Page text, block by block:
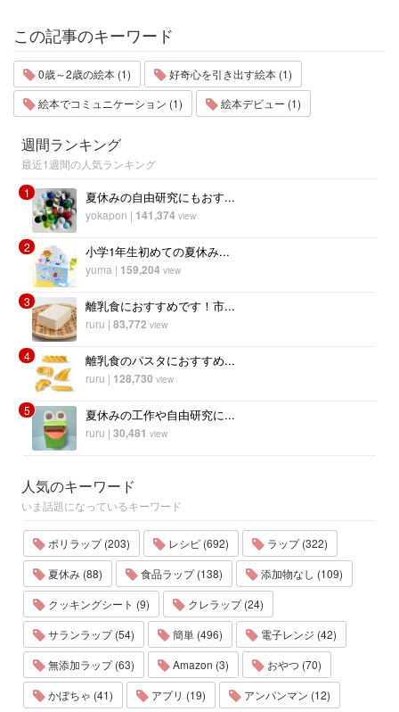
この記事のキーワード
0歳～2歳の絵本 (1)
好奇心を引き出す絵本 (1)
絵本でコミュニケーション (1)
絵本デビュー (1)
週間ランキング
最近1週間の人気ランキング
1
夏休みの自由研究にもおす...
yokapon | 141,374 view
2 小学1年生初めての夏休み...
yuma | 159,204 view
3 離乳食におすすめです！市...
ruru | 83,772 view
4 離乳食のパスタにおすすめ...
ruru | 128,730 view
5 夏休みの工作や自由研究に...
ruru | 30,481 view
人気のキーワード
いま話題になっているキーワード
ポリラップ (203) レシピ (692)
ラップ (322)
夏休み (88)
食品ラップ (138)
添加物なし (109)
クッキングシート (9)
クレラップ (24)
サランラップ (54)
簡単 (496)
電子レンジ (42)
無添加ラップ (63)
Amazon (3)
おやつ (70)
かぼちゃ (41)
アプリ (19) アンパンマン (12)